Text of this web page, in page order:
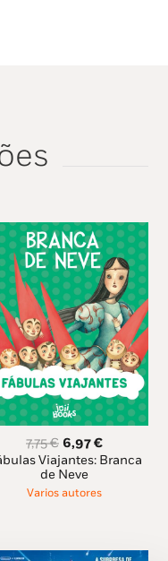
a ansiedade,
infantil de
—Kirkus
com um toque de
7,75€ O
preço
original
era:
6,97€O
preço
Viajantes: Branca
de Neve
Varios autores